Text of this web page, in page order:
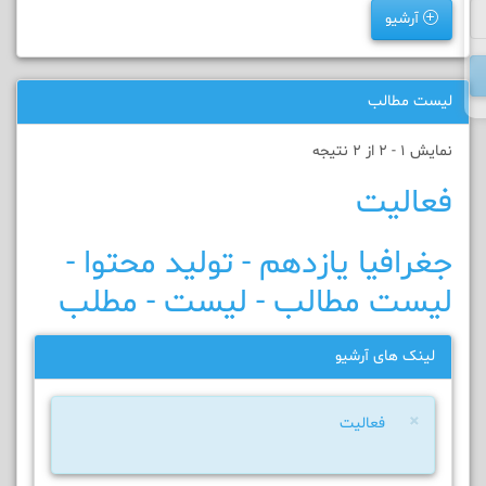
آرشیو
لیست مطالب
نمایش 1 - 2 از 2 نتیجه
فعالیت
جغرافیا یازدهم - تولید محتوا -
لیست مطالب - لیست - مطلب
لینک های آرشیو
× فعالیت